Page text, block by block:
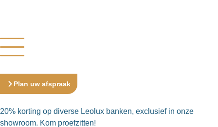
Plan uw afspraak
20% korting op diverse Leolux banken, exclusief in onze
showroom. Kom proefzitten!